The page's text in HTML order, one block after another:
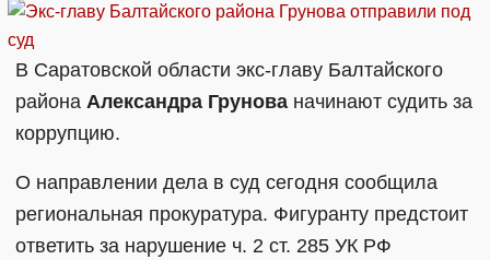
В Саратовской области экс-главу Балтайского
района Александра Грунова начинают судить за
коррупцию.
О направлении дела в суд сегодня сообщила
региональная прокуратура. Фигуранту предстоит
ответить за нарушение ч. 2 ст. 285 УК РФ